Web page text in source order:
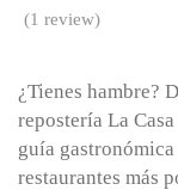
(1 review)
¿Tienes hambre?
repostería La
guía
restaurantes más